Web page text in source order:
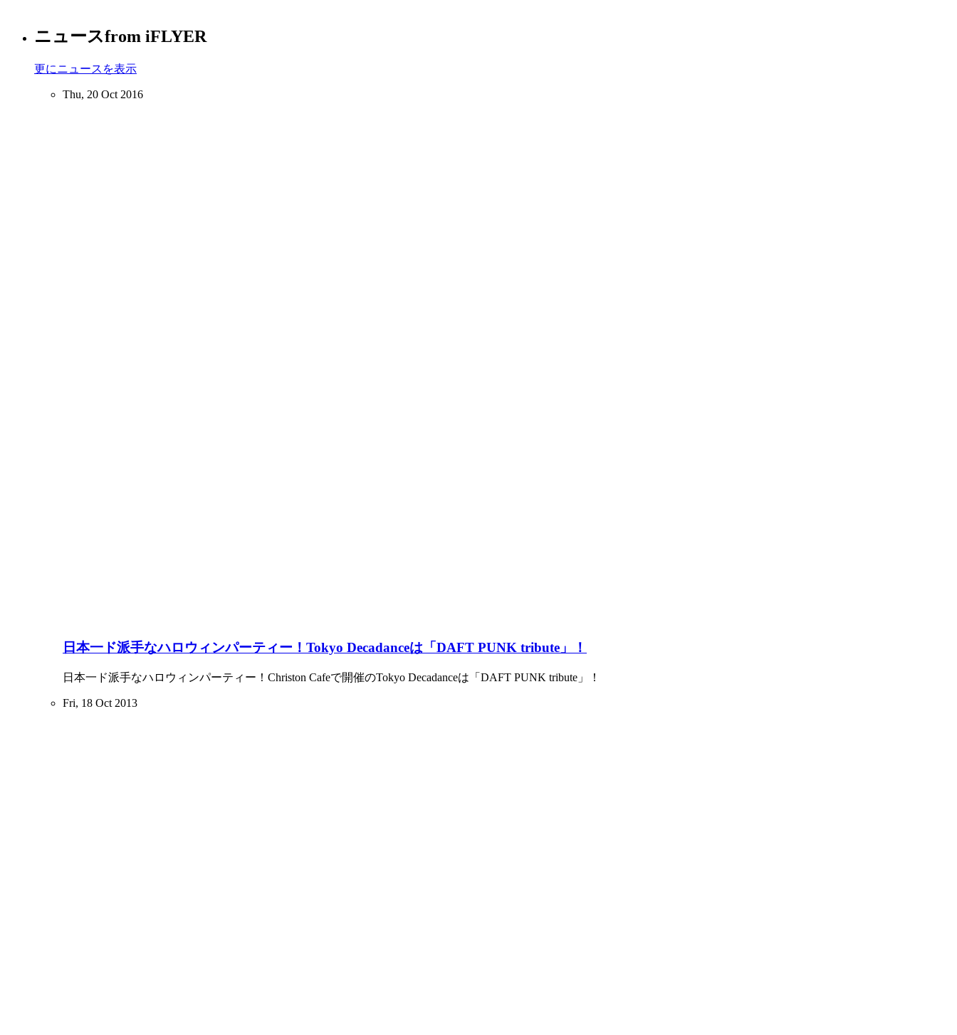
ニュースfrom iFLYER
更にニュースを表示
Thu, 20 Oct 2016
日本一ド派手なハロウィンパーティー！Tokyo Decadanceは「DAFT PUNK tribute」！
日本一ド派手なハロウィンパーティー！Christon Cafeで開催のTokyo Decadanceは「DAFT PUNK tribute」！
Fri, 18 Oct 2013